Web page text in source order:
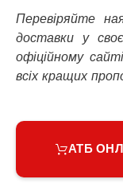
Перевіряйте
доставки у
офіційному
всіх кращих
АТБ
Ужгород
Узин
Васильків
Великі Лази
Вінниця
Винники